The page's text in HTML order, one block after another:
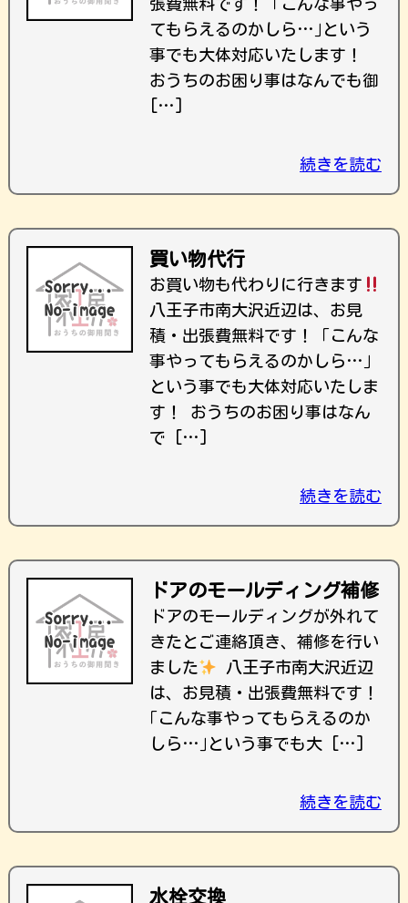
張費無料です！ ｢こんな事やっ
てもらえるのかしら…｣という
事でも大体対応いたします！
おうちのお困り事はなんでも御
[…]
続きを読む
買い物代行
お買い物も代わりに行きます
八王子市南大沢近辺は、お見
積・出張費無料です！ ｢こんな
事やってもらえるのかしら…｣
という事でも大体対応いたしま
す！ おうちのお困り事はなん
で […]
続きを読む
ドアのモールディング補修
ドアのモールディングが外れて
きたとご連絡頂き、補修を行い
ました
八王子市南大沢近辺
は、お見積・出張費無料です！
｢こんな事やってもらえるのか
しら…｣という事でも大 […]
続きを読む
水栓交換